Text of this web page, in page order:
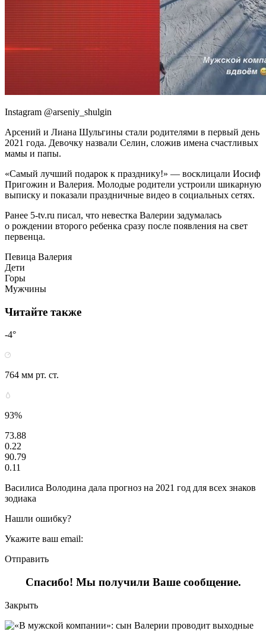
Instagram @arseniy_shulgin
Арсений и Лиана Шульгины стали родителями в первый день
2021 года. Девочку назвали Селин, сложив имена счастливых
мамы и папы.
«Самый лучший подарок к празднику!» — восклицали Иосиф
Пригожин и Валерия. Молодые родители устроили шикарную
выписку и показали праздничные видео в социальных сетях.
Ранее 5-tv.ru писал, что невестка Валерии задумалась
о рождении второго ребенка сразу после появления на свет
первенца.
Певица Валерия
Дети
Горы
Мужчины
Читайте также
-4°
764 мм рт. ст.
93%
73.88
0.22
90.79
0.11
Василиса Володина дала прогноз на 2021 год для всех знаков
зодиака
Нашли ошибку?
Укажите ваш email:
Отправить
Спасибо! Мы получили Ваше сообщение.
Закрыть